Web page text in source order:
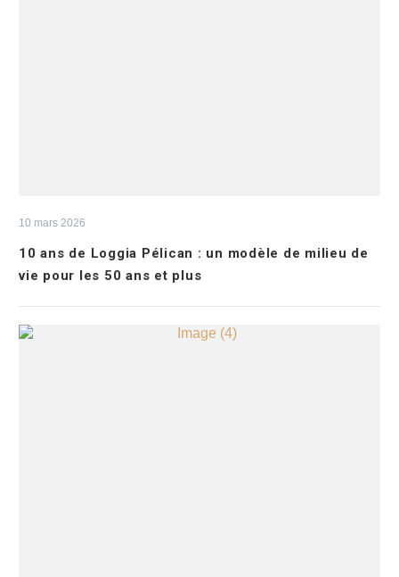
10 mars 2026
10 ans de Loggia Pélican : un modèle de milieu de
vie pour les 50 ans et plus